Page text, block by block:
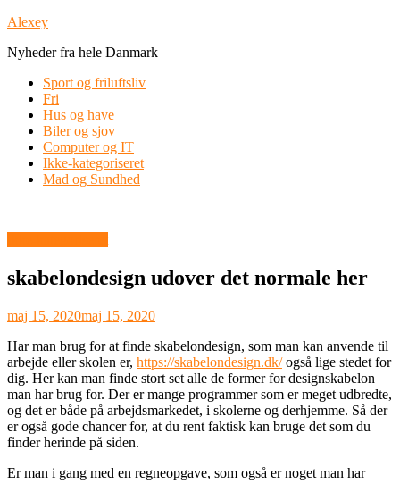
Skip
content
Alexey
Nyheder fra hele Danmark
Sport og friluftsliv
Fri
Hus og have
Biler og sjov
Computer og IT
Ikke-kategoriseret
Mad og Sundhed
skabelondesign udover det normale her
maj 15, 2020maj 15, 2020
Har man brug for at finde skabelondesign, som man kan anvende til
arbejde eller skolen er, https://skabelondesign.dk/også lige stedet for
dig. Her kan man finde stort set alle de former for designskabelon
man har brug for. Der er mange programmer som er meget udbredte,
og det er både på arbejdsmarkedet, i skolerne og derhjemme. Så der
er også gode chancer for, at du rent faktisk kan bruge det som du
finder herinde på siden.
Er man i gang med en regneopgave, som også er noget man har